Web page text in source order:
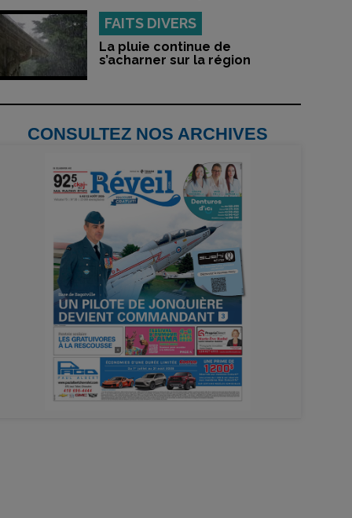
FAITS DIVERS
La pluie continue de
s’acharner sur la région
CONSULTEZ NOS ARCHIVES